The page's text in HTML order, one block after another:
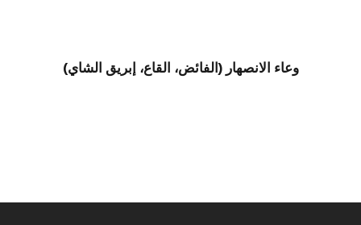
وعاء الانصهار (الفائض، القاع، إبريق الشاي)